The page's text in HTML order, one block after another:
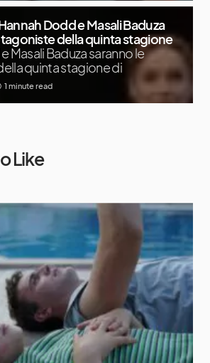
Dodd e Masali Baduza
della quinta stagione
Masali Baduza saranno le
quinta stagione di
1 minute read
Like